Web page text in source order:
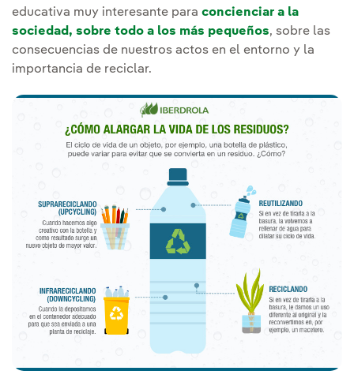
educativa muy interesante para concienciar a la
sociedad, sobre todo a los más pequeños, sobre las
consecuencias de nuestros actos en el entorno y la
importancia de reciclar.